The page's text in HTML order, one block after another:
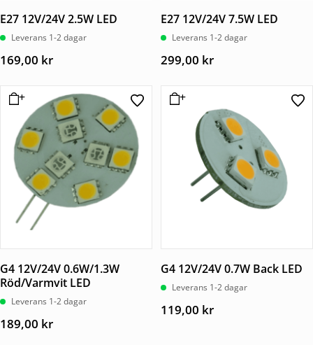
E27 12V/24V 2.5W LED
Leverans 1-2 dagar
169,00 kr
E27 12V/24V 7.5W LED
Leverans 1-2 dagar
299,00 kr
G4 12V/24V 0.6W/1.3W
Röd/Varmvit LED
Leverans 1-2 dagar
189,00 kr
G4 12V/24V 0.7W Back LED
Leverans 1-2 dagar
119,00 kr